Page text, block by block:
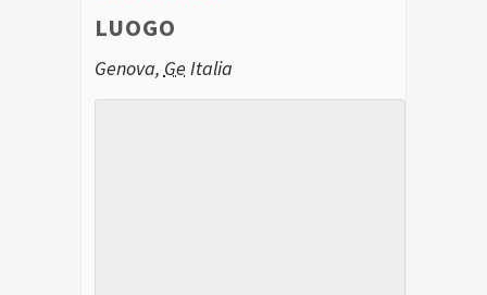
LUOGO
Genova, Ge Italia